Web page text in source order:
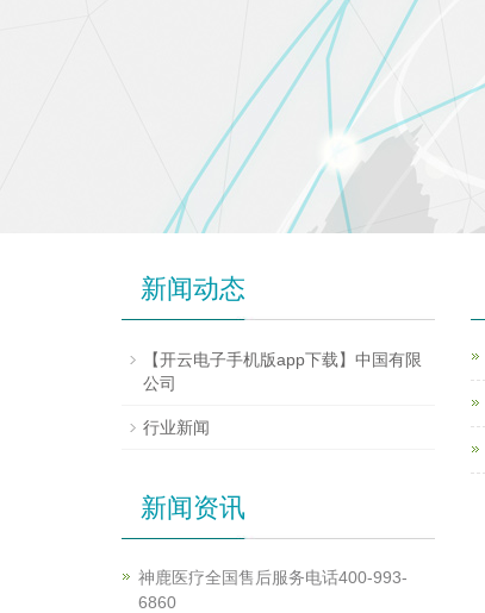
新闻动态
【开云电子手机版app下载】中国有限
公司
行业新闻
新闻资讯
神鹿医疗全国售后服务电话400-993-
6860